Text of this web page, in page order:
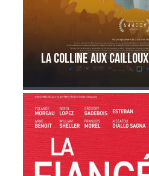
La Colline aux cailloux